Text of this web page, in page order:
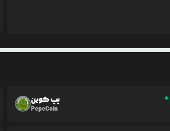
پپ کوین
PepeCoin